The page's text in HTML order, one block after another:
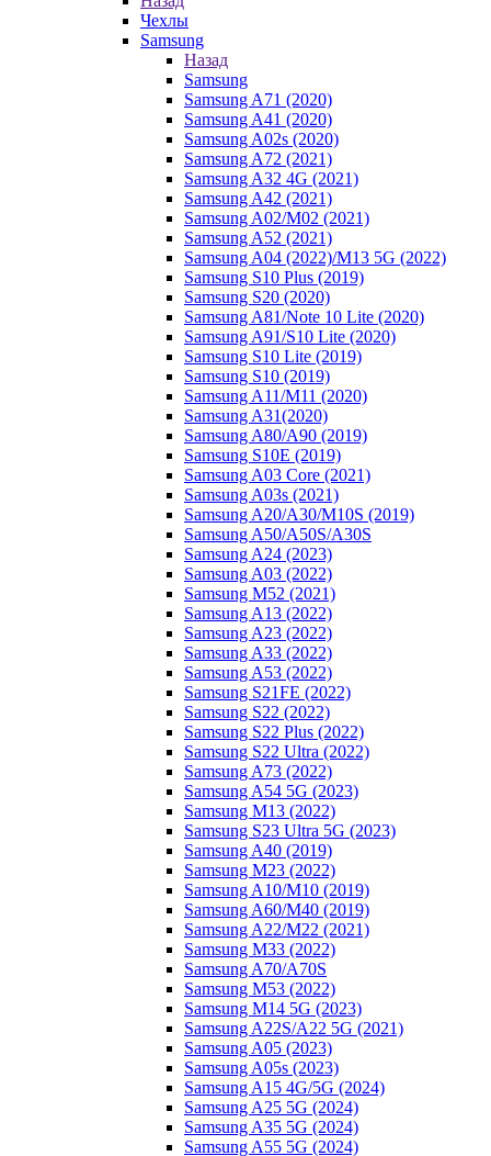
Чехлы
Samsung
Назад
Samsung
Samsung A71 (2020)
Samsung A41 (2020)
Samsung A02s (2020)
Samsung A72 (2021)
Samsung A32 4G (2021)
Samsung A42 (2021)
Samsung A02/M02 (2021)
Samsung A52 (2021)
Samsung A04 (2022)/M13 5G (2022)
Samsung S10 Plus (2019)
Samsung S20 (2020)
Samsung A81/Note 10 Lite (2020)
Samsung A91/S10 Lite (2020)
Samsung S10 Lite (2019)
Samsung S10 (2019)
Samsung A11/M11 (2020)
Samsung A31(2020)
Samsung A80/A90 (2019)
Samsung S10E (2019)
Samsung A03 Core (2021)
Samsung A03s (2021)
Samsung A20/A30/M10S (2019)
Samsung A50/A50S/A30S
Samsung A24 (2023)
Samsung A03 (2022)
Samsung M52 (2021)
Samsung A13 (2022)
Samsung A23 (2022)
Samsung A33 (2022)
Samsung A53 (2022)
Samsung S21FE (2022)
Samsung S22 (2022)
Samsung S22 Plus (2022)
Samsung S22 Ultra (2022)
Samsung A73 (2022)
Samsung A54 5G (2023)
Samsung M13 (2022)
Samsung S23 Ultra 5G (2023)
Samsung A40 (2019)
Samsung M23 (2022)
Samsung A10/M10 (2019)
Samsung A60/M40 (2019)
Samsung A22/M22 (2021)
Samsung M33 (2022)
Samsung A70/A70S
Samsung M53 (2022)
Samsung M14 5G (2023)
Samsung A22S/A22 5G (2021)
Samsung A05 (2023)
Samsung A05s (2023)
Samsung A15 4G/5G (2024)
Samsung A25 5G (2024)
Samsung A35 5G (2024)
Samsung A55 5G (2024)